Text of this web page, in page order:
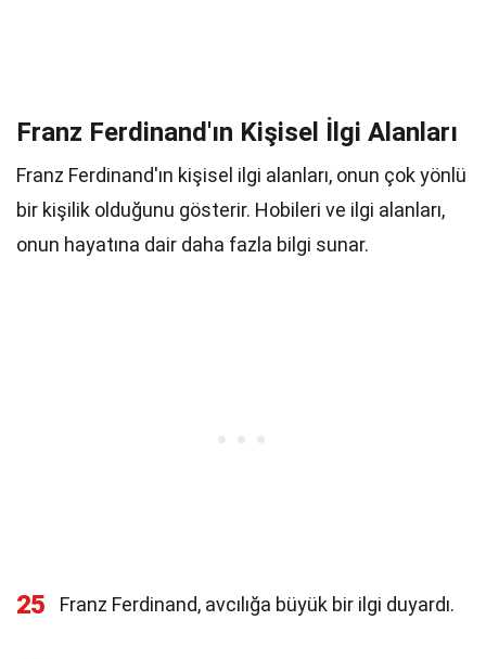
Franz Ferdinand'ın Kişisel İlgi Alanları
Franz Ferdinand'ın kişisel ilgi alanları, onun çok yönlü
bir kişilik olduğunu gösterir. Hobileri ve ilgi alanları,
onun hayatına dair daha fazla bilgi sunar.
25 Franz Ferdinand, avcılığa büyük bir ilgi duyardı.